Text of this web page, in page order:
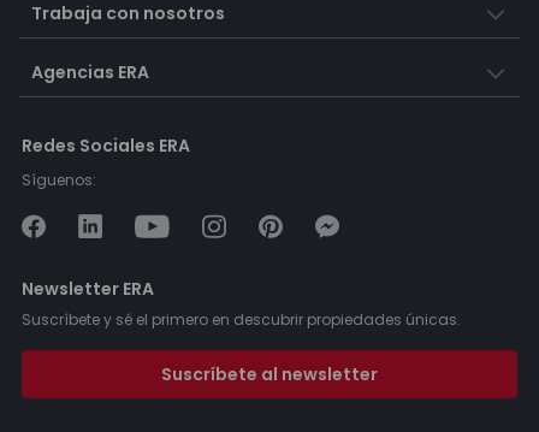
Trabaja con nosotros
Agencias ERA
Redes Sociales ERA
Síguenos:
Newsletter ERA
Suscríbete y sé el primero en descubrir propiedades únicas.
Suscríbete al newsletter